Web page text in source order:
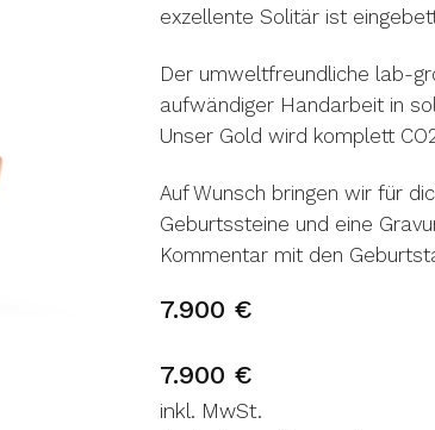
exzellente Solitär ist
Der umweltfreundliche lab-
aufwändiger Handarbeit in
Unser Gold wird komplett
Auf Wunsch bringen wir für
Geburtssteine und eine
Kommentar mit den
7.900 €
7.900 €
inkl. MwSt.